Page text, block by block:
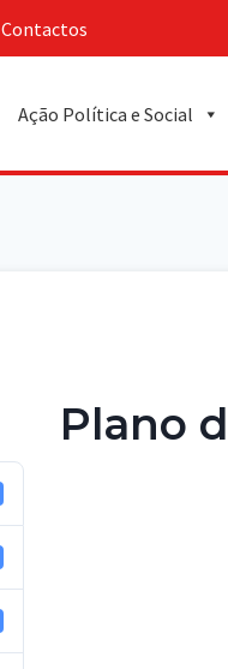
Contactos
Ação Política e Social
Plano